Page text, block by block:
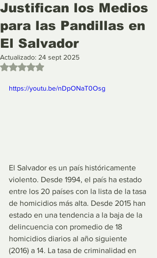
Justifican los Medios
para las Pandillas en
El Salvador
Actualizado: 24 sept 2025
Obtuvo NaN de 5 estrellas.
https://youtu.be/nDpONaT0Osg
El Salvador es un país históricamente
violento. Desde 1994, el país ha estado
entre los 20 países con la lista de la tasa
de homicidios más alta. Desde 2015 han
estado en una tendencia a la baja de la
delincuencia con promedio de 18
homicidios diarios al año siguiente
(2016) a 14. La tasa de criminalidad en